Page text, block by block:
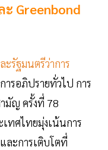
ะ Greenbond
รัฐมนตรีว่าการ
ารอภิปรายทั่วไป การ
มัญ ครั้งที่ 78
ทศไทยมุ่งเน้นการ
ะการเติบโตที่